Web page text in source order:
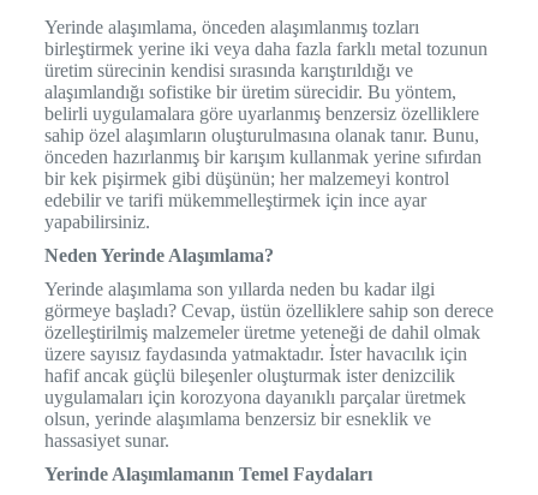
Yerinde alaşımlama, önceden alaşımlanmış tozları
birleştirmek yerine iki veya daha fazla farklı metal tozunun
üretim sürecinin kendisi sırasında karıştırıldığı ve
alaşımlandığı sofistike bir üretim sürecidir. Bu yöntem,
belirli uygulamalara göre uyarlanmış benzersiz özelliklere
sahip özel alaşımların oluşturulmasına olanak tanır. Bunu,
önceden hazırlanmış bir karışım kullanmak yerine sıfırdan
bir kek pişirmek gibi düşünün; her malzemeyi kontrol
edebilir ve tarifi mükemmelleştirmek için ince ayar
yapabilirsiniz.
Neden Yerinde Alaşımlama?
Yerinde alaşımlama son yıllarda neden bu kadar ilgi
görmeye başladı? Cevap, üstün özelliklere sahip son derece
özelleştirilmiş malzemeler üretme yeteneği de dahil olmak
üzere sayısız faydasında yatmaktadır. İster havacılık için
hafif ancak güçlü bileşenler oluşturmak ister denizcilik
uygulamaları için korozyona dayanıklı parçalar üretmek
olsun, yerinde alaşımlama benzersiz bir esneklik ve
hassasiyet sunar.
Yerinde Alaşımlamanın Temel Faydaları